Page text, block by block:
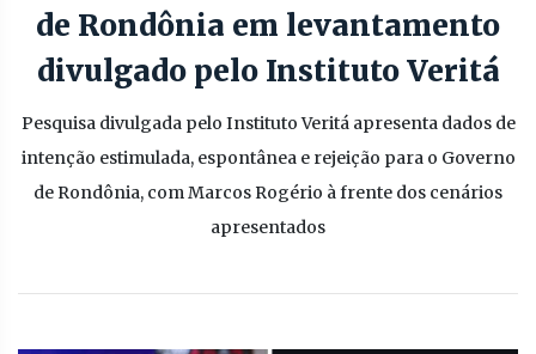
de Rondônia em levantamento
divulgado pelo Instituto Veritá
Pesquisa divulgada pelo Instituto Veritá apresenta dados de
intenção estimulada, espontânea e rejeição para o Governo
de Rondônia, com Marcos Rogério à frente dos cenários
apresentados